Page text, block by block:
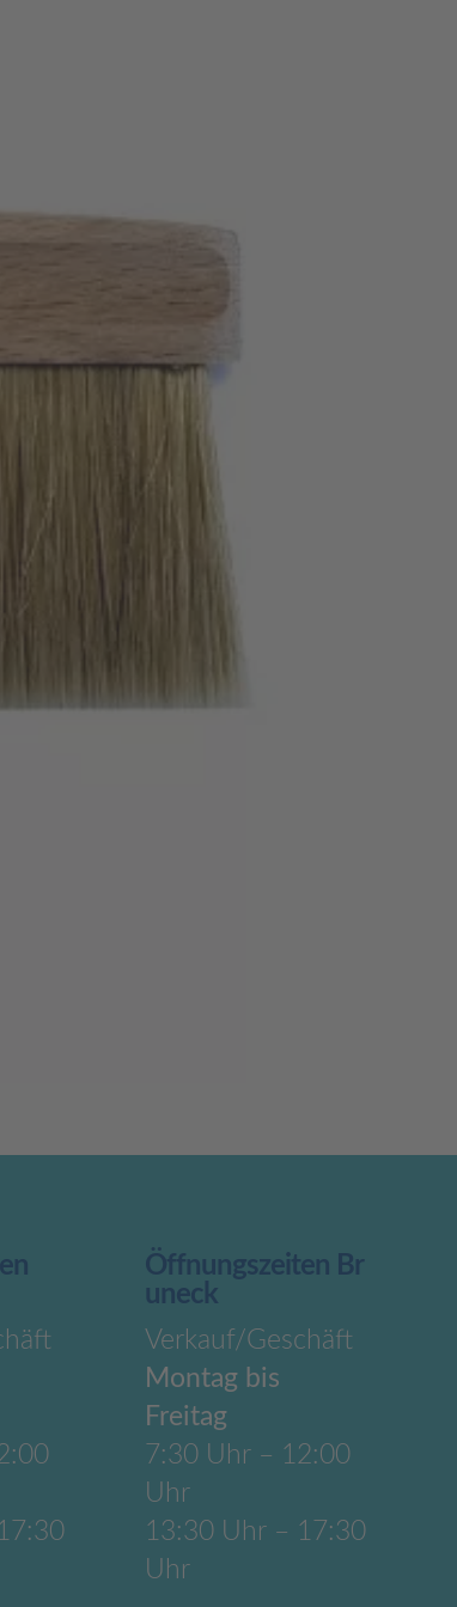
Öffnungszeiten Br
uneck
Verkauf/Geschäft
Montag bis
Freitag
7:30 Uhr – 12:00
Uhr
13:30 Uhr – 17:30
Uhr